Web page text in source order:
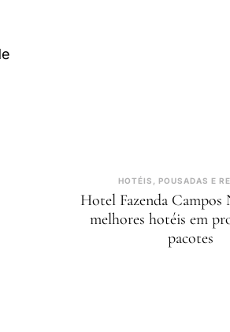
HOTÉIS, POUSADAS E
Hotel Fazenda Campos
melhores hotéis em
pacotes